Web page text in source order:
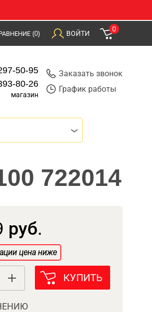
(0) ВОЙТИ
0
50-95
80-26
магазин
Заказать звонок
График работы
722014
руб.
цена ниже
КУПИТЬ